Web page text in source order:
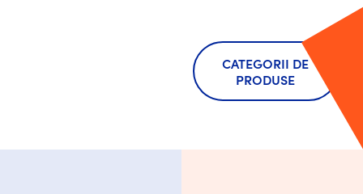
CATEGORII DE
PRODUSE